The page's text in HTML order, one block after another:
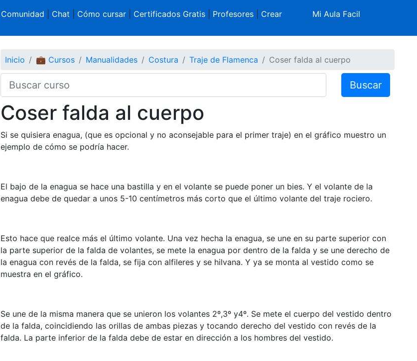
Comunidad Chat Cómo cursar| Certificados Gratis| Profesores| Crear
Mi Aula Facil
Inicio 💼 Cursos Manualidades Costura Traje de Flamenca Coser falda al cuerpo
Buscar
Coser falda al cuerpo
Si se quisiera enagua, (que es opcional y no aconsejable para el primer traje) en el gráfico muestro un
ejemplo de cómo se podría hacer.
El bajo de la enagua se hace una bastilla y en el volante se puede poner un bies. Y el volante de la
enagua debe de quedar a unos 5-10 centímetros más corto que el último volante del traje rociero.
Esto hace que realce más el último volante. Una vez hecha la enagua, se une en su parte superior con
la parte superior de la falda de volantes, se mete la enagua por dentro de la falda y se une derecho de
la enagua con revés de la falda, se fija con alfileres y se hilvana. Y ya se monta al vestido como se
muestra en el gráfico.
Se une de la misma manera que se unieron los volantes 2º,3º y4º. Se mete el cuerpo del vestido dentro
de la falda, coincidiendo las orillas de ambas piezas y tocando derecho del vestido con revés de la
falda. La parte inferior de la falda debe de estar en dirección a los hombres del vestido.